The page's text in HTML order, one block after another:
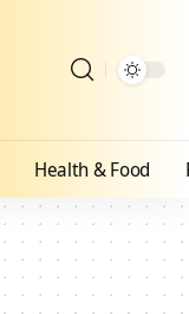
Health & Food